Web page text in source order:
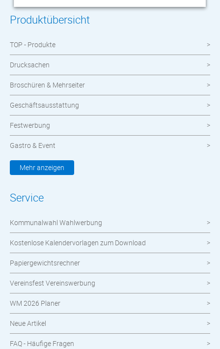
Produktübersicht
TOP - Produkte
Drucksachen
Broschüren & Mehrseiter
Geschäftsausstattung
Festwerbung
Gastro & Event
Kleidung & Textilien
meinOrt
Nachhaltige Produkte
Wahlen
Neuheiten im Shop
Mehr anzeigen
Service
Kommunalwahl Wahlwerbung
Kostenlose Kalendervorlagen zum Download
Papiergewichtsrechner
Vereinsfest Vereinswerbung
WM 2026 Planer
Neue Artikel
FAQ - Häufige Fragen